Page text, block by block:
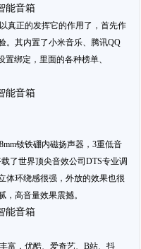
真正的发挥它的作用了，首先作
。其内置了小米音乐、腾讯QQ
绑定，里面的各种榜单、
钕铁硼内磁扬声器，3重低音
了世界顶尖音效公司DTS专业调
体环绕感很强，外放的效果也很
高音量效果震撼。
富，优酷、爱奇艺、B站、抖